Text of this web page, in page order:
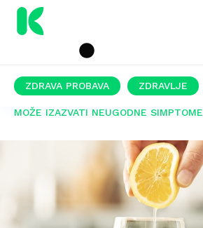
ZDRAVA PROBAVA ZDRAVLJE
MOŽE IZAZVATI NEUGODNE SIMPTOME